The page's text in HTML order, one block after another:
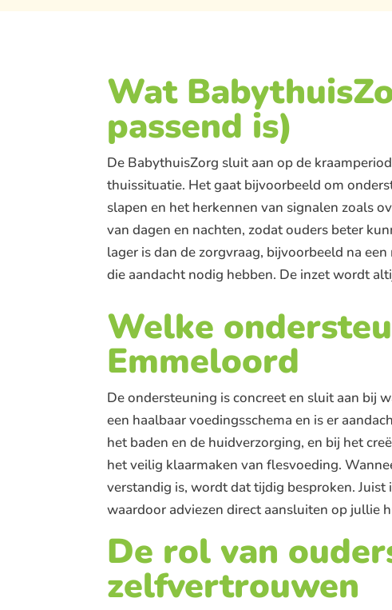
Wat
passend is)
De BabythuisZorg sluit aan op de
thuissituatie. Het gaat bijvoorbeeld om
slapen en het herkennen van signalen zoals
van dagen en nachten, zodat ouders beter
lager is dan de zorgvraag, bijvoorbeeld na
die aandacht nodig hebben. De inzet wordt
Welke
Emmeloord
De ondersteuning is concreet en sluit aan bij
een haalbaar voedingsschema en is er
het baden en de huidverzorging, en bij het
het veilig klaarmaken van flesvoeding.
verstandig is, wordt dat tijdig besproken.
waardoor adviezen direct aansluiten op jullie
De rol van
zelfvertrouwen